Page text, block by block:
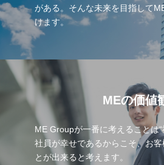
がある。そんな未来を目指して
けます。
MEの価値
ME Groupが一番に考えることは“
社員が幸せであるからこそ、お
とが出来ると考えます。